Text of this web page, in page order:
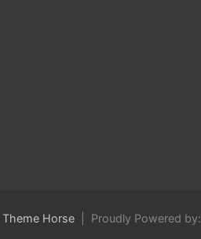
Theme Horse Proudly Powered by: